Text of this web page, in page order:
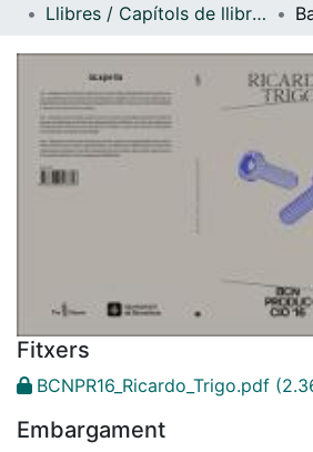
Com
Contacte
Llibres / Capítols de llibre (Arts Visuals i Disseny)
Fitxers
BCNPR16_Ricardo_Trigo.pdf
Embargament